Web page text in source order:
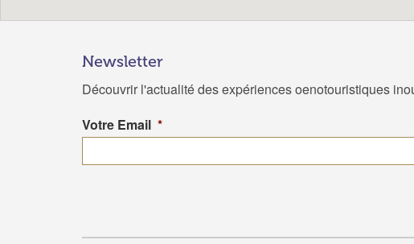
Newsletter
Découvrir l'actualité des expériences oenotouristiques
Votre Email *